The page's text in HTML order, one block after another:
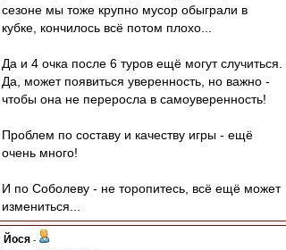
сезоне мы тоже крупно мусор обыграли в
кубке, кончилось всё потом плохо...
Да и 4 очка после 6 туров ещё могут случиться.
Да, может появиться уверенность, но важно -
чтобы она не переросла в самоуверенность!
Проблем по составу и качеству игры - ещё
очень много!
И по Соболеву - не торопитесь, всё ещё может
измениться...
Йося -